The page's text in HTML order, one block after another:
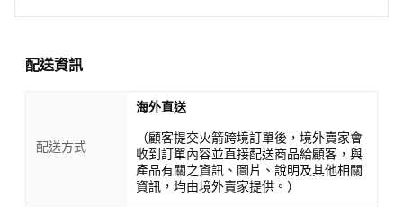
配送資訊
配送方式
海外直送
（顧客提交火箭跨境訂單後，境外賣家會
收到訂單內容並直接配送商品給顧客，與
產品有關之資訊、圖片、說明及其他相關
資訊，均由境外賣家提供。）